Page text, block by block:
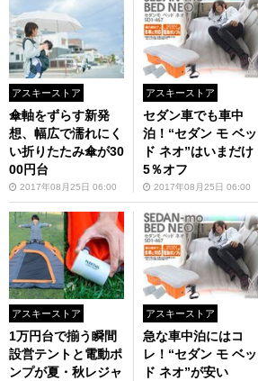
アスキーストア
傘軸をずらす新発
想、幅広で濡れにく
い折りたたみ傘が30
00円台
2017年08月25日 06:00
アスキーストア
セダン車でも車中
泊！“セダン モ ベッ
ド ネオ”はいまだけ
5％オフ
2017年08月25日 06:00
アスキーストア
1万円台で揃う瞬間
設営テントと電動ポ
ンプが夏・秋レジャ
アスキーストア
急な車中泊にはコ
レ！“セダン モ ベッ
ド ネオ”が安い